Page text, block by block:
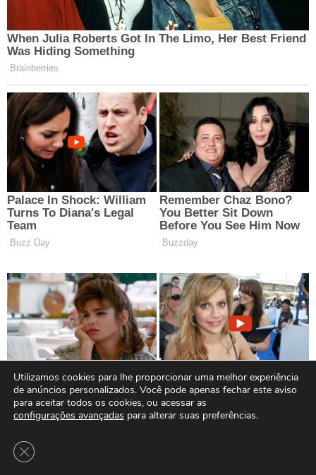
Utilizamos cookies para lhe proporcionar uma melhor experiência
de anúncios personalizados. Você pode apenas fechar este aviso
para aceitar todos os cookies, ou acessar as
configurações avançadas para alterar suas preferências.
Close GDPR Cookie Banner